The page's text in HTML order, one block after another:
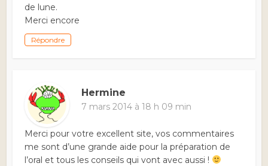
de lune.
Merci encore
Répondre
Hermine
7 mars 2014 à 18 h 09 min
Merci pour votre excellent site, vos commentaires
me sont d’une grande aide pour la préparation de
l’oral et tous les conseils qui vont avec aussi !